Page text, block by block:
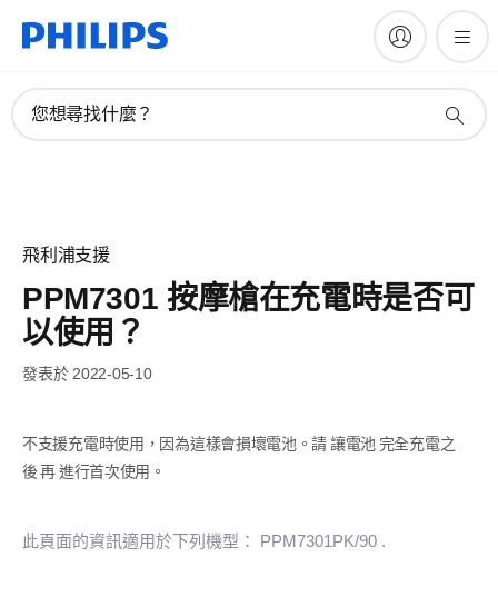
您想尋找什麼？
飛利浦支援
PPM7301 按摩槍在充電時是否可
以使用？
發表於 2022-05-10
不支援充電時使用，因為這樣會損壞電池。請 讓電池 完全充電之
後 再 進行首次使用 。
此頁面的資訊適用於下列機型： PPM7301PK/90 .